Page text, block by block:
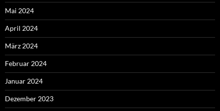
Mai 2024
April 2024
März 2024
Februar 2024
Januar 2024
Dezember 2023